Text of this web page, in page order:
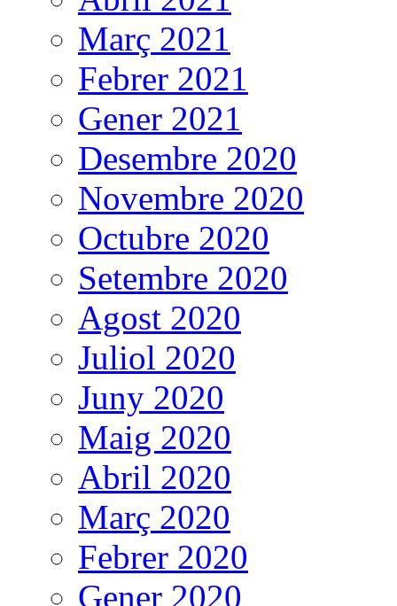
Març 2021
Febrer 2021
Gener 2021
Desembre 2020
Novembre 2020
Octubre 2020
Setembre 2020
Agost 2020
Juliol 2020
Juny 2020
Maig 2020
Abril 2020
Març 2020
Febrer 2020
Gener 2020